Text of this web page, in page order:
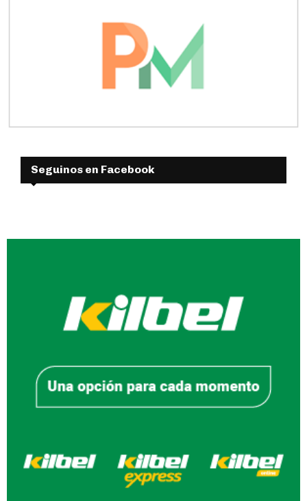
Seguinos en Facebook